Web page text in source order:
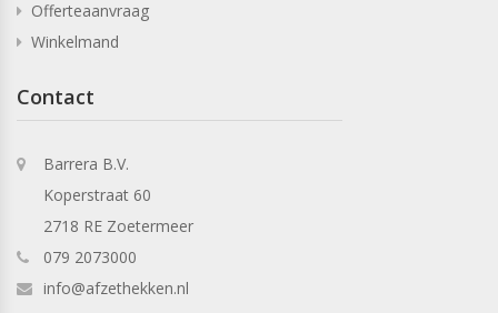
Offerteaanvraag
Winkelmand
Contact
Barrera B.V.
Koperstraat 60
2718 RE Zoetermeer
079 2073000
info@afzethekken.nl